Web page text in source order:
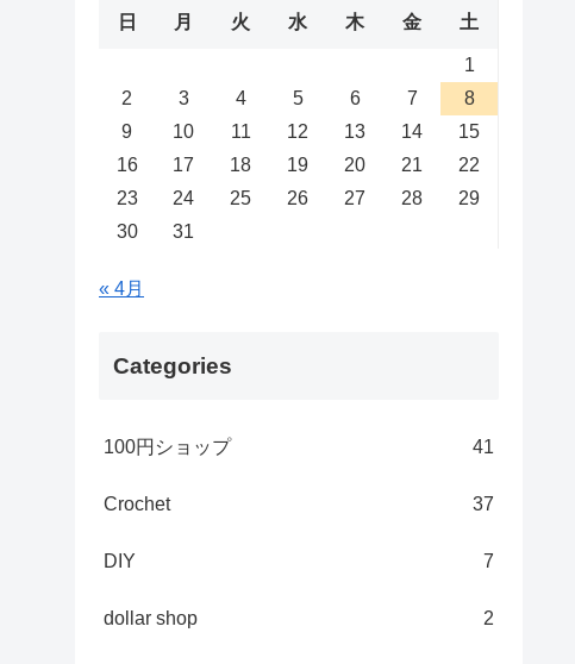
日 月 火 水 木 金 土
1
2
3 4 5 6 7
8
9
10 11 12 13 14
15
16
17 18 19 20 21
22
23
24 25 26 27 28
29
30
31
« 4月
Categories
100円ショップ 41
Crochet 37
DIY 7
dollar shop 2